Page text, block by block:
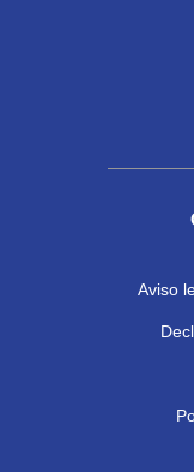
Aviso